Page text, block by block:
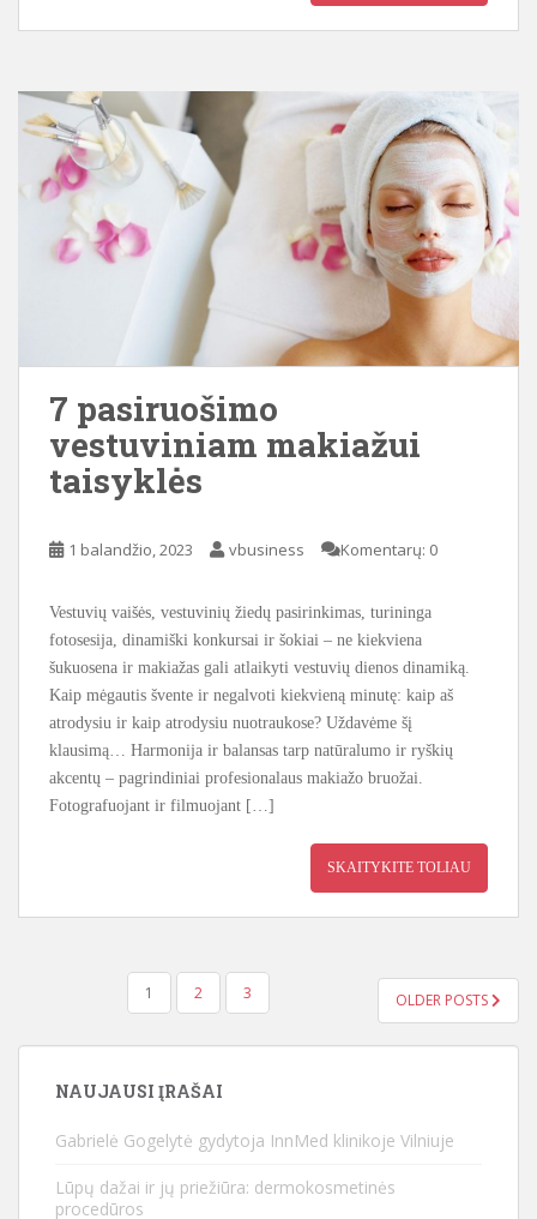
7 pasiruošimo
vestuviniam makiažui
taisyklės
1 balandžio, 2023 vbusiness Komentarų: 0
Vestuvių vaišės, vestuvinių žiedų pasirinkimas, turininga
fotosesija, dinamiški konkursai ir šokiai – ne kiekviena
šukuosena ir makiažas gali atlaikyti vestuvių dienos dinamiką.
Kaip mėgautis švente ir negalvoti kiekvieną minutę: kaip aš
atrodysiu ir kaip atrodysiu nuotraukose? Uždavėme šį
klausimą… Harmonija ir balansas tarp natūralumo ir ryškių
akcentų – pagrindiniai profesionalaus makiažo bruožai.
Fotografuojant ir filmuojant […]
SKAITYKITE TOLIAU
POSTS PAGINATION
1 2 3 OLDER POSTS
NAUJAUSI ĮRAŠAI
Gabrielė Gogelytė gydytoja InnMed klinikoje Vilniuje
Lūpų dažai ir jų priežiūra: dermokosmetinės
procedūros